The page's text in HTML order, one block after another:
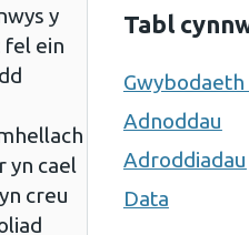
y
fel ein
yn cael
creu
Tabl
Adnoddau
Adroddiadau
Data